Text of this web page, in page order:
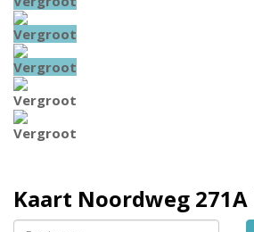
Vergroot
Vergroot
Vergroot
Vergroot
Kaart Noordweg 271A